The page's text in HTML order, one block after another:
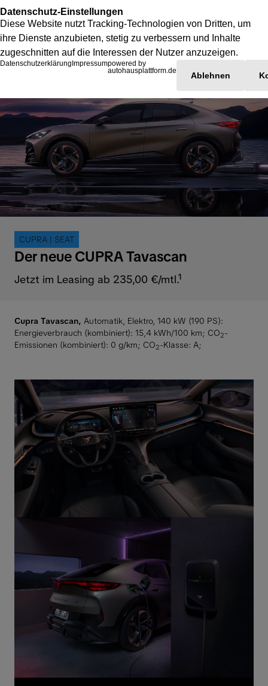
CUPRA | SEAT
Der neue CUPRA Tavascan
Jetzt im Leasing ab 235,00 €/mtl.¹
Cupra Tavascan, Automatik, Elektro, 140 kW (190 PS):
Energieverbrauch (kombiniert): 15,4 kWh/100 km; CO2-
Emissionen (kombiniert): 0 g/km; CO2-Klasse: A;